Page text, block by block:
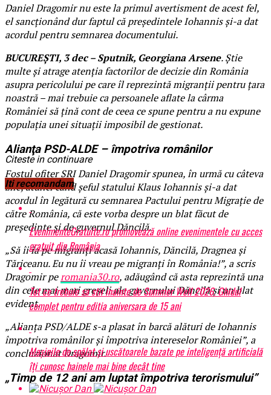
Daniel Dragomir nu este la primul avertisment de acest fel,
el sancţionând dur faptul că preşedintele Iohannis şi-a dat
acordul pentru semnarea documentului.
BUCUREŞTI, 3 dec – Sputnik, Georgiana Arsene. Ştie
multe şi atrage atenţia factorilor de decizie din România
asupra pericolului pe care îl reprezintă migranţii pentru ţara
noastră – mai trebuie ca persoanele aflate la cârma
României să ţină cont de ceea ce spune pentru a nu expune
populaţia unei situaţii imposibil de gestionat.
Alianţa PSD-ALDE – împotriva românilor
Fostul ofiţer SRI Daniel Dragomir spunea, în urmă cu câteva
zile, atunci când şeful statului Klaus Iohannis şi-a dat
acordul în legătură cu semnarea Pactului pentru Migraţie de
către România, că este vorba despre un blat făcut de
preşedinte şi de guvernul Dăncilă.
„Să îi ia pe migranți acasă Iohannis, Dăncilă, Dragnea și
Tăriceanu. Eu nu îi vreau pe migranți în România!”, a scris
Dragomir peromania30.ro, adăugând că asta reprezintă una
din cele mai mari greşeli ale guvernului Dăncilă şi un blat
evident.
„Alianța PSD/ALDE s-a plasat în barcă alături de Iohannis
împotriva românilor și împotriva intereselor României”, a
concluzionat Dragomir.
„Timp de 12 ani am luptat împotriva terorismului”
Citeste in continuare
Iti recomandam
EvenimenteGratuite.ro promovează online evenimentele cu acces
gratuit din România
Tot ce trebuie sa stii inainte de Summer Well 2026. Ghidul
complet pentru editia aniversara de 15 ani
Mașinile de spălat și uscătoarele bazate pe inteligență artificială
îți cunosc hainele mai bine decât tine